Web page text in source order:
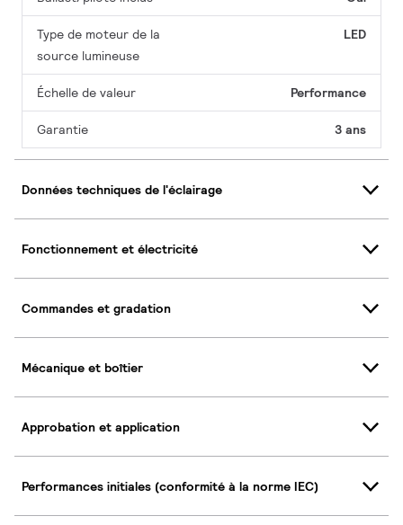
Type de moteur de la
source lumineuse
LED
Échelle de valeur Performance
Garantie 3 ans
Données techniques de l'éclairage
Fonctionnement et électricité
Commandes et gradation
Mécanique et boîtier
Approbation et application
Performances initiales (conformité à la norme IEC)